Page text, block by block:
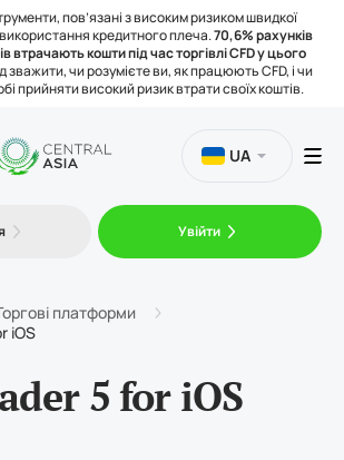
пов’язані з високим ризиком швидкої
кредитного плеча.70,6% рахунків
втрачають кошти під час торгівлі CFD у цього
зважити, чи розумієте ви, як працюють CFD, і чи
прийняти високий ризик втрати своїх коштів.
UA
Увійти
платформи
iOS
5 for iOS